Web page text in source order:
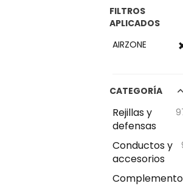
FILTROS
APLICADOS
AIRZONE
CATEGORÍA
Rejillas y
defensas
Conductos y
accesorios